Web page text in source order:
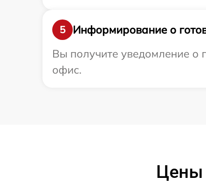
5
Информирование о
Вы получите уведомление о
офис.
Цены